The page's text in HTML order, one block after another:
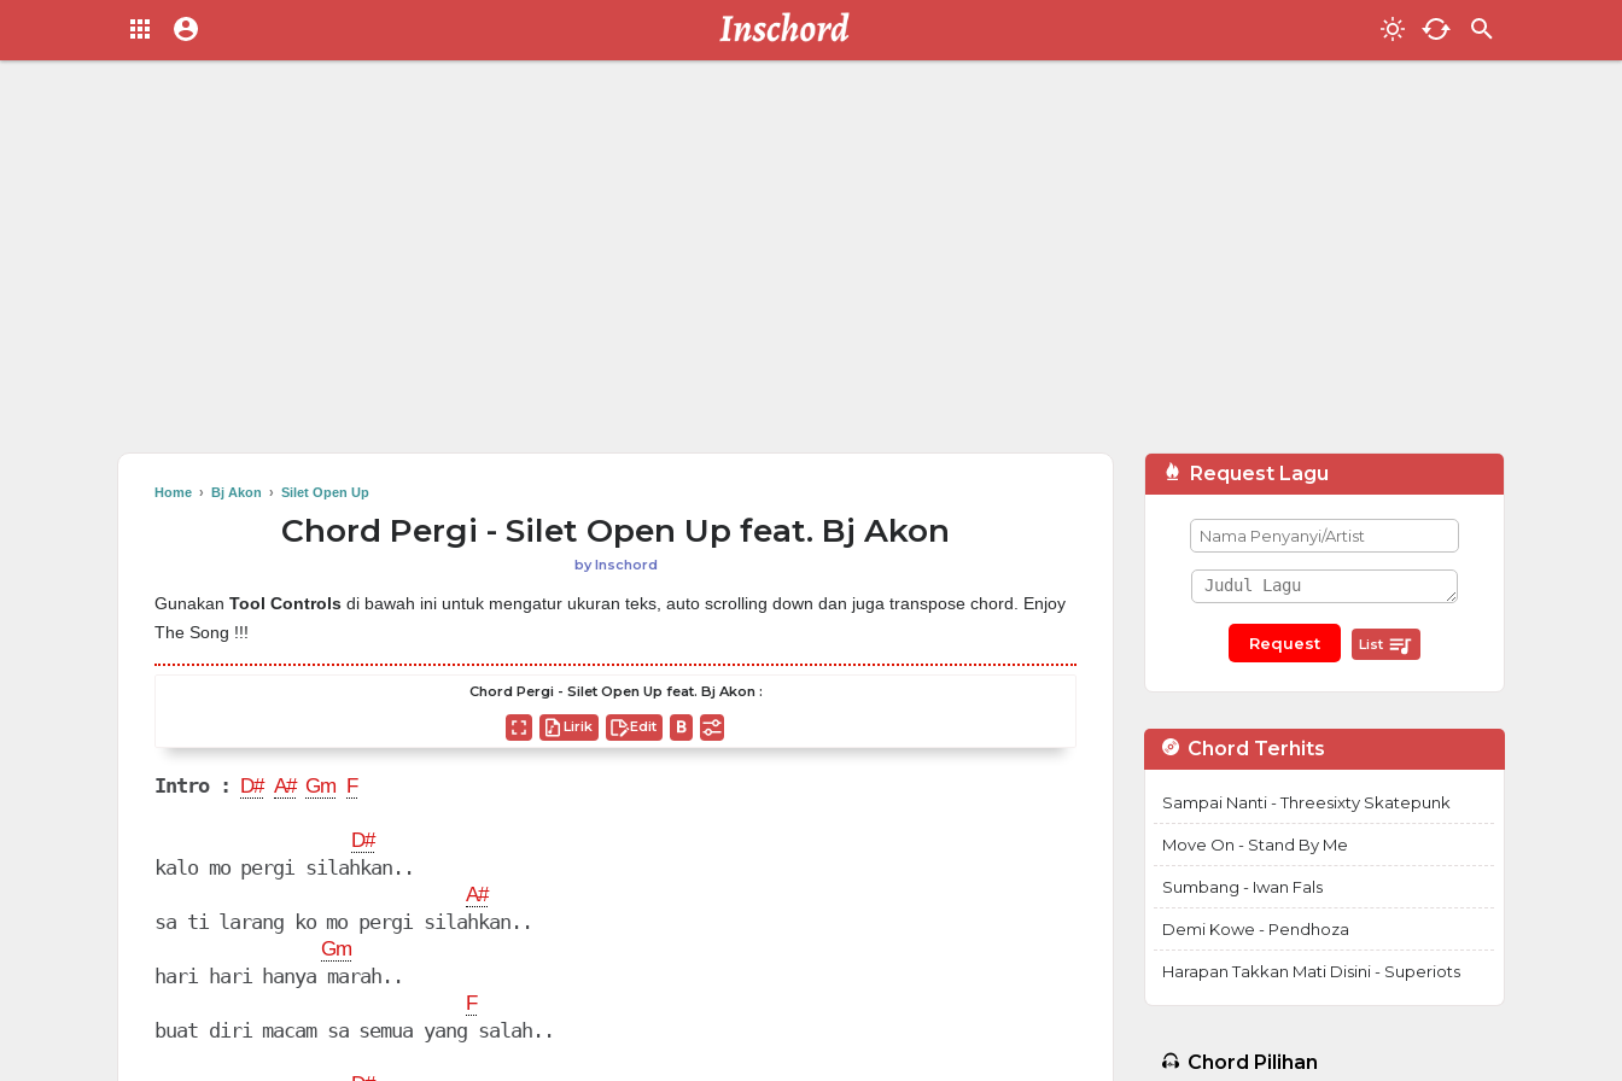
Home › Bj Akon › Silet Open Up
Chord Pergi - Silet Open Up feat. Bj Akon
byInschord
Gunakan Tool Controls di bawah ini untuk mengatur ukuran teks, auto scrolling down dan juga transpose chord. Enjoy
The Song !!!
Chord Pergi - Silet Open Up feat. Bj Akon :
Lirik Edit
Intro : D# A# Gm F
D#
kalo mo pergi silahkan..
A#
sa ti larang ko mo pergi silahkan..
Gm
hari hari hanya marah..
F
Request Lagu
List
Chord Terhits
Sampai Nanti - Threesixty Skatepunk
Move On - Stand By Me
Sumbang - Iwan Fals
Demi Kowe - Pendhoza
Harapan Takkan Mati Disini - Superiots
Chord Pilihan